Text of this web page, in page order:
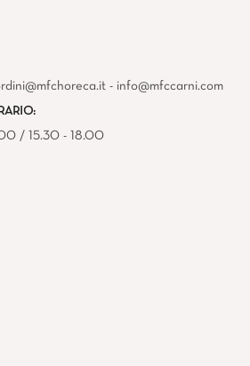
- info@mfccarni.com
/ 15.30 - 18.00